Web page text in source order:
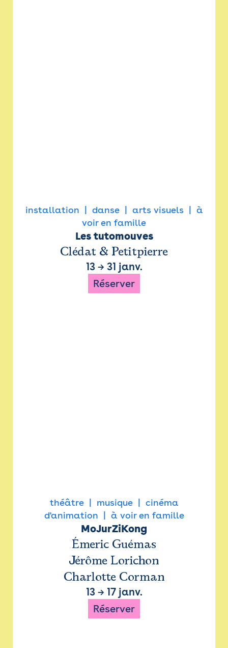
installation danse arts visuels
à
voir en famille
Les tutomouves
Clédat & Petitpierre
13→ 31 janv.
Réserver
théâtre musique
cinéma
d'animation
à voir en famille
MoJurZiKong
Émeric Guémas
Jérôme Lorichon
Charlotte Corman
13→ 17 janv.
Réserver